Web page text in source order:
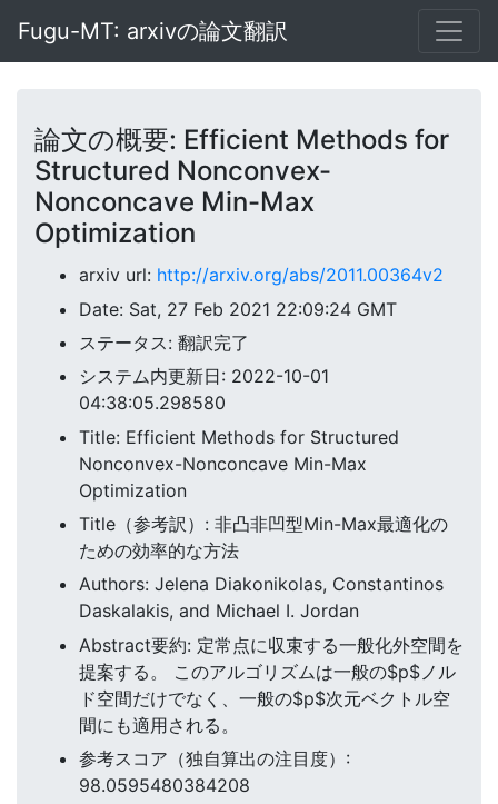
Fugu-MT: arxivの論文翻訳
論文の概要: Efficient Methods for
Structured Nonconvex-
Nonconcave Min-Max
Optimization
arxiv url: http://arxiv.org/abs/2011.00364v2
Date: Sat, 27 Feb 2021 22:09:24 GMT
ステータス: 翻訳完了
システム内更新日: 2022-10-01
04:38:05.298580
Title: Efficient Methods for Structured
Nonconvex-Nonconcave Min-Max
Optimization
Title（参考訳）: 非凸非凹型Min-Max最適化の
ための効率的な方法
Authors: Jelena Diakonikolas, Constantinos
Daskalakis, and Michael I. Jordan
Abstract要約: 定常点に収束する一般化外空間を
提案する。 このアルゴリズムは一般の$p$ノル
ド空間だけでなく、一般の$p$次元ベクトル空
間にも適用される。
参考スコア（独自算出の注目度）:
98.0595480384208